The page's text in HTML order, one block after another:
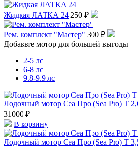
Жидкая ЛАТКА 24 250 ₽
Рем. комплект "Мастер" 300 ₽
Добавьте мотор для большей выгоды
2-5 лс
6-8 лс
9.8-9.9 лс
Лодочный мотор Сеа Про (Sea Pro) Т
31000 ₽
В корзину
Лодочный мотор Сеа Про (Sea Pro) Т